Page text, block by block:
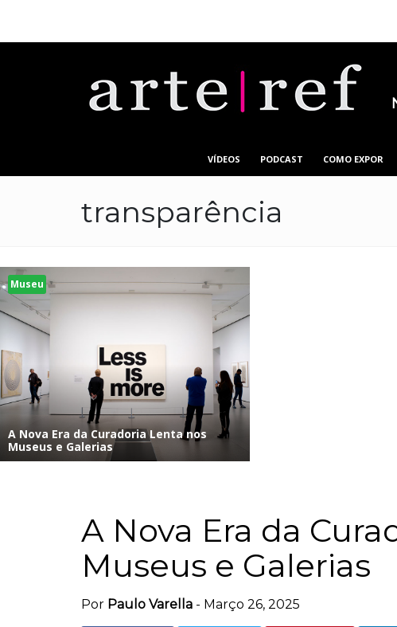
VÍDEOS PODCAST COMO EXPOR
transparência
Museu
A Nova Era da Curadoria Lenta nos
Museus e Galerias
A Nova Era da
Museus e Galerias
Por Paulo Varella - Março 26, 2025